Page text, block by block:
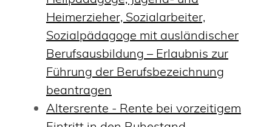
Heimerzieher, Sozialarbeiter,
Sozialpädagoge mit ausländischer
Berufsausbildung – Erlaubnis zur
Führung der Berufsbezeichnung
beantragen
Altersrente - Rente bei vorzeitigem